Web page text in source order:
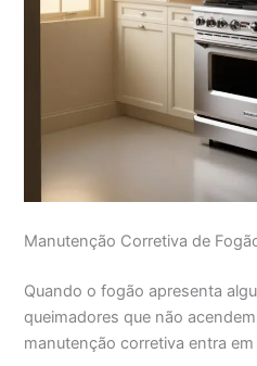
Manutenção Corretiva de
Quando o fogão apresenta
queimadores que não
manutenção corretiva entra em